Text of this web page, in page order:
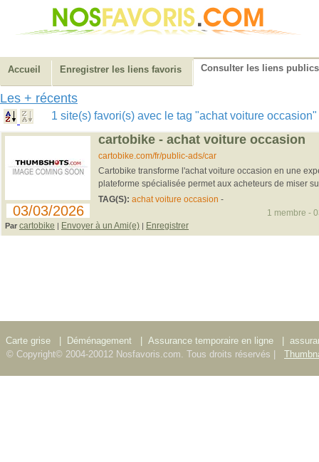
Accueil Enregistrer les liens favoris Consulter les liens publics
Les + récents
1 site(s) favori(s) avec le tag "achat voiture
03/03/2026
cartobike - achat voiture occasion
cartobike.com/fr/public-ads/car
Cartobike transforme l'achat voiture occasion en une
plateforme spécialisée permet aux acheteurs de miser
TAG(S): achat voiture occasion -
Par cartobike | Envoyer à un Ami(e) | Enregistrer
1 membre -
Carte grise Déménagement Assurance temporaire en ligne
© Copyright© 2004-20012 Nosfavoris.com. Tous droits réservés |